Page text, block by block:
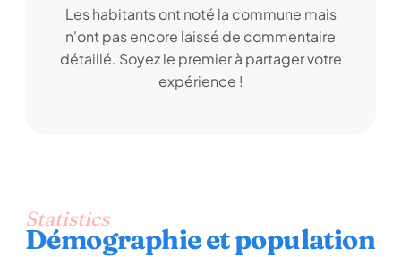
Les habitants ont noté la commune mais
n'ont pas encore laissé de commentaire
détaillé. Soyez le premier à partager votre
expérience !
Statistics
Démographie et population